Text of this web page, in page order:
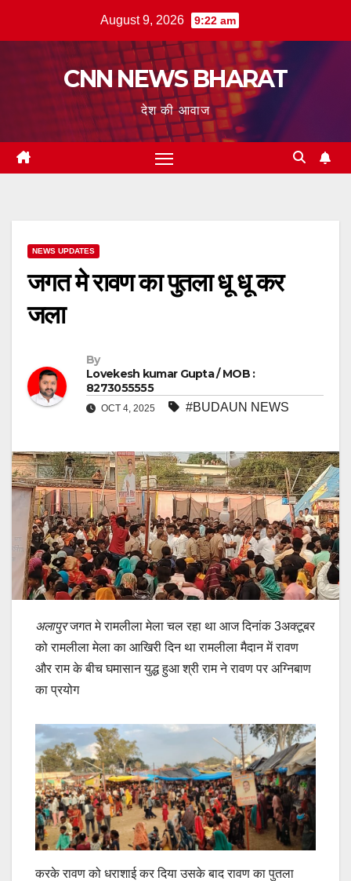
August 9, 2026 9:22 am
CNN NEWS BHARAT
देश की आवाज
NEWS UPDATES
जगत मे रावण का पुतला धू धू कर
जला
By
Lovekesh kumar Gupta / MOB :
8273055555
OCT 4, 2025 #BUDAUN NEWS
अलापुरजगत मे रामलीला मेला चल रहा था आज दिनांक 3अक्टूबर
को रामलीला मेला का आखिरी दिन था रामलीला मैदान में रावण
और राम के बीच घमासान युद्ध हुआ श्री राम ने रावण पर अग्निबाण
का प्रयोग
करके रावण को धराशाई कर दिया उसके बाद रावण का पुतला